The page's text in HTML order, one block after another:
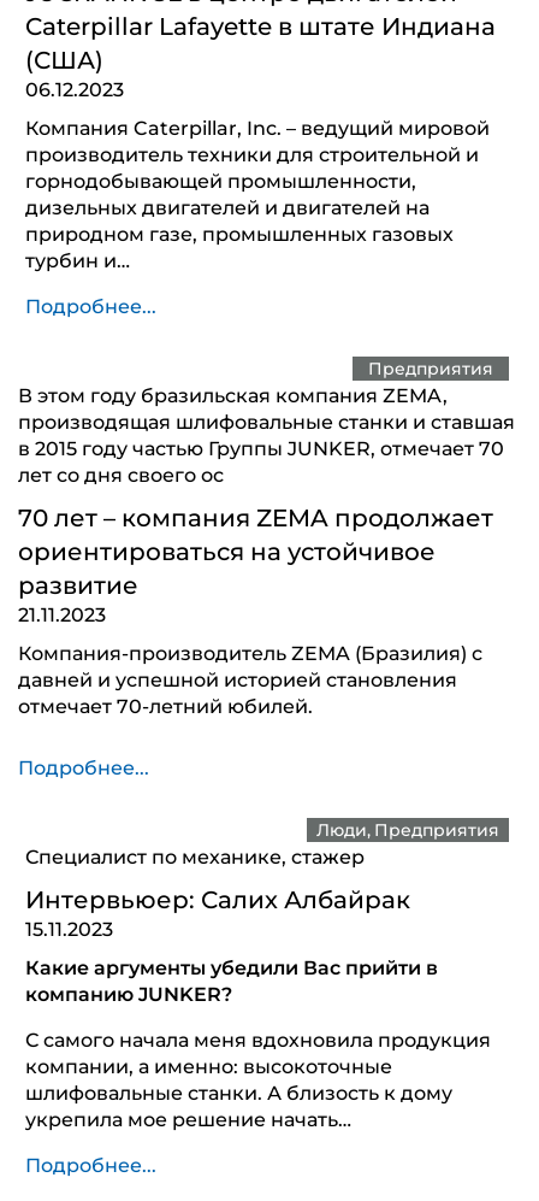
Caterpillar Lafayette в штате Индиана
(США)
06.12.2023
Компания Caterpillar, Inc. – ведущий мировой
производитель техники для строительной и
горнодобывающей промышленности,
дизельных двигателей и двигателей на
природном газе, промышленных газовых
турбин и…
Подробнее...
Предприятия
В этом году бразильская компания ZEMA,
производящая шлифовальные станки и ставшая
в 2015 году частью Группы JUNKER, отмечает 70
лет со дня своего ос
70 лет – компания ZEMA продолжает
ориентироваться на устойчивое
развитие
21.11.2023
Компания-производитель ZEMA (Бразилия) с
давней и успешной историей становления
отмечает 70-летний юбилей.
Подробнее...
Люди Предприятия
Специалист по механике, стажер
Интервьюер: Салих Албайрак
15.11.2023
Какие аргументы убедили Вас прийти в
компанию JUNKER?
С самого начала меня вдохновила продукция
компании, а именно: высокоточные
шлифовальные станки. А близость к дому
укрепила мое решение начать…
Подробнее...